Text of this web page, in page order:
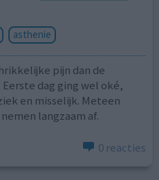
asthenie
pijn dan de
dag ging wel oké,
en misselijk. Meteen
langzaam af.
0 reacties